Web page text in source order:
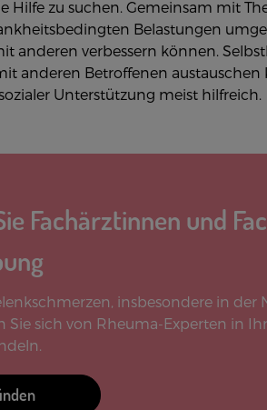
Hilfe zu suchen. Gemeinsam mit
Belastungen
anderen verbessern können.
anderen Betroffenen austauschen
Unterstützung meist hilfreich.
Fachärztinnen und
insbesondere in der
Sie sich von Rheuma-Experten in